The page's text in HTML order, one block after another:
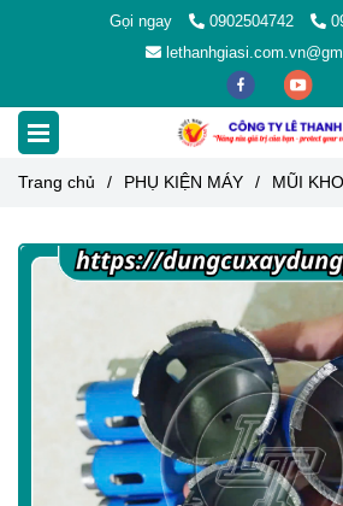
Gọi ngay 0902504742
Trang chủ / PHỤ KIỆN MÁY / MŨI